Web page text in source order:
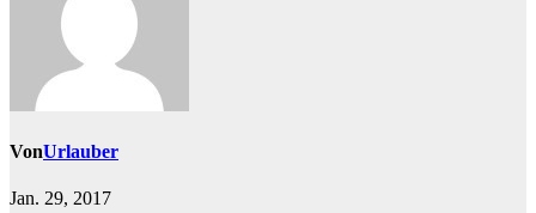
VonUrlauber
Jan. 29, 2017